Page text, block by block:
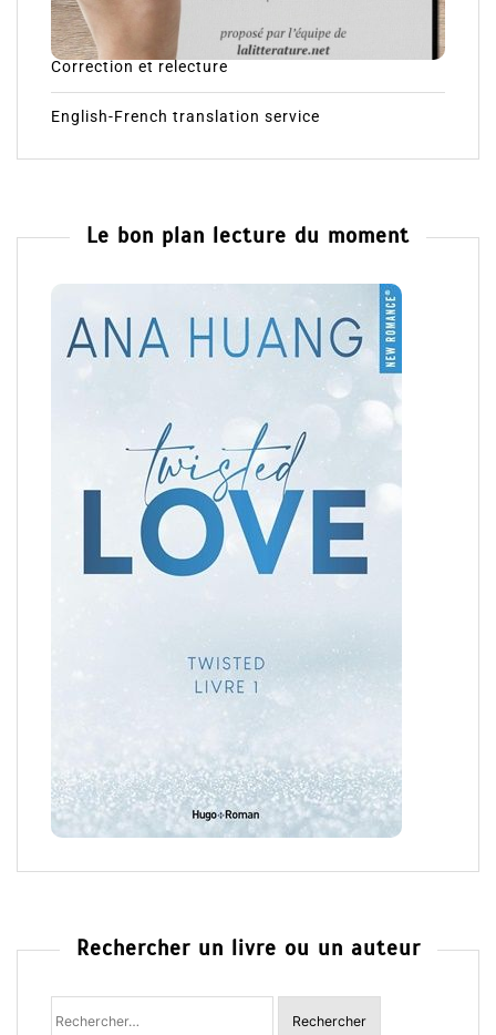
Correction et relecture
English-French translation service
Le bon plan lecture du moment
Rechercher un livre ou un auteur
Rechercher